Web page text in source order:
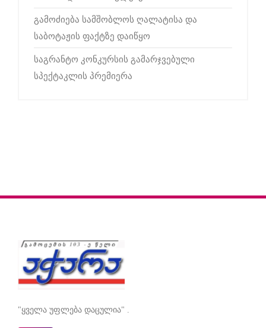
გამოძიება სამშობლოს ღალატისა და
საბოტაჟის ფაქტზე დაიწყო
საგრანტო კონკურსის გამარჯვებული
სპექტაკლის პრემიერა
"ყველა უფლება დაცულია" .